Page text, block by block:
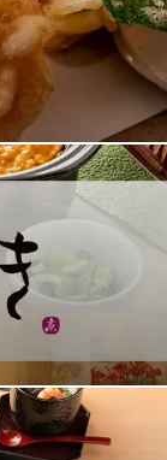
しみください。
も心も癒されて
を使用して作る
番の天ぷらのほ
。天ぷらは1品ず
がりください。
、日本人だけで
郭の「黒七味」